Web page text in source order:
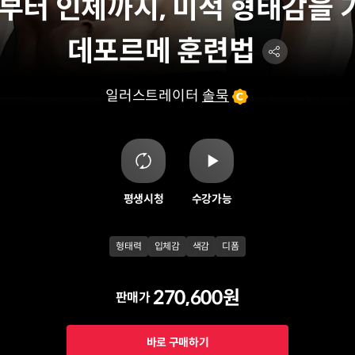
터 인체까지, 미적 형태감을
데포르메 훈련법
일러스트레이터 솔묵
평생시청 수강가능
형태력 입체감 색감 디폼
판매가270,600원
바로 구매하기